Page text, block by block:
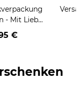
- Mit Liebe
€